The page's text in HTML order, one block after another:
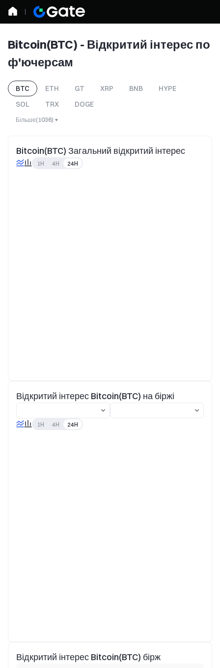
Bitcoin(BTC) - Відкритий інтерес по
ф'ючерсам
BTC ETH GT XRP BNB
HYPE
SOL
TRX DOGE
Більше(1036)
Bitcoin(BTC) Загальний відкритий інтерес
1H 4H 24H
Відкритий інтерес Bitcoin(BTC) на біржі
1H 4H 24H
Відкритий інтерес Bitcoin(BTC) бірж